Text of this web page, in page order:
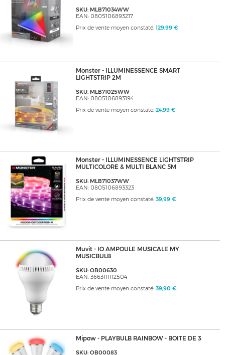
SKU: MLB71034WW
EAN: 0805106893217
Prix de vente moyen constaté: 129,99 €
Monster - ILLUMINESSENCE SMART
LIGHTSTRIP 2M
SKU: MLB71025WW
EAN: 0805106893194
Prix de vente moyen constaté: 24,99 €
Monster - ILLUMINESSENCE LIGHTSTRIP
MULTICOLORE & MULTI BLANC 5M
SKU: MLB71037WW
EAN: 0805106893323
Prix de vente moyen constaté: 39,99 €
Muvit - IO AMPOULE MUSICALE MY
MUSICBULB
SKU: OB00630
EAN: 3663111112504
Prix de vente moyen constaté: 39,90 €
Mipow - PLAYBULB RAINBOW - BOITE DE 3
SKU: OB00083